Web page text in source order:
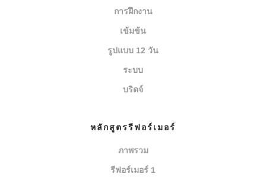
การฝึกงาน
เข้มข้น
รูปแบบ 12 วัน
ระบบ
บริดจ์
หลักสูตรรีฟอร์เมอร์
ภาพรวม
รีฟอร์เมอร์ 1